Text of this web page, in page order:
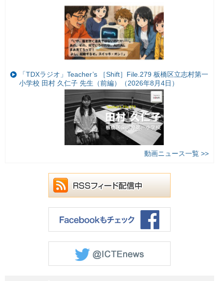
「TDXラジオ」Teacher’s ［Shift］File.279 板橋区立志村第一
小学校 田村 久仁子 先生（前編）（2026年8月4日）
動画ニュース一覧 >>